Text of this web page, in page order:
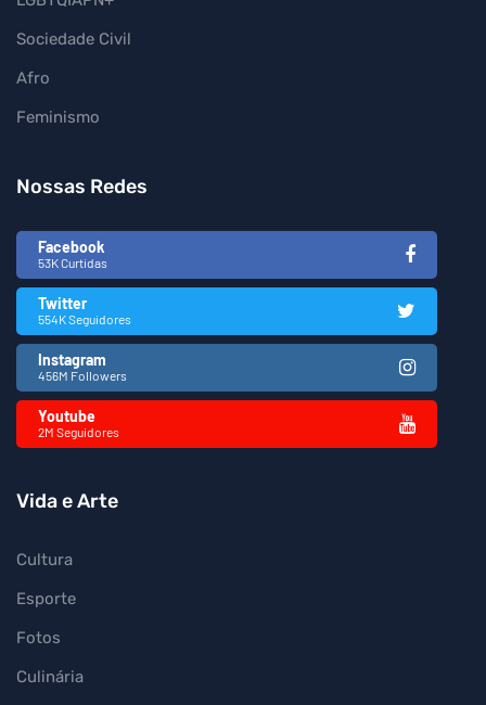
Sociedade Civil
Afro
Feminismo
Nossas Redes
Facebook
53K Curtidas
Twitter
554K Seguidores
Instagram
456M Followers
Youtube
2M Seguidores
Vida e Arte
Cultura
Esporte
Fotos
Culinária